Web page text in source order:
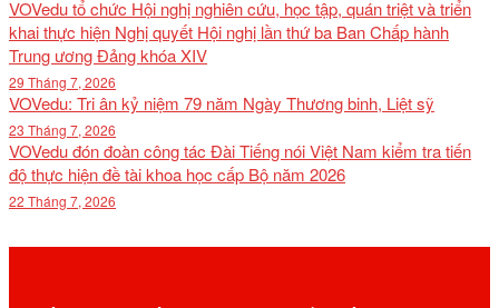
VOVedu tổ chức Hội nghị nghiên cứu, học tập, quán triệt và triển
khai thực hiện Nghị quyết Hội nghị lần thứ ba Ban Chấp hành
Trung ương Đảng khóa XIV
29 Tháng 7, 2026
VOVedu: Tri ân kỷ niệm 79 năm Ngày Thương binh, Liệt sỹ
23 Tháng 7, 2026
VOVedu đón đoàn công tác Đài Tiếng nói Việt Nam kiểm tra tiến
độ thực hiện đề tài khoa học cấp Bộ năm 2026
22 Tháng 7, 2026